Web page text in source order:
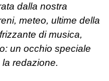
dalla nostra
meteo, ultime della
di musica,
un occhio speciale
redazione.